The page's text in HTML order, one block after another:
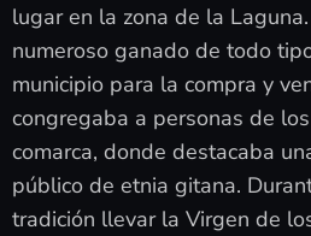
lugar en la zona de la
numeroso ganado de todo
municipio para la compra y
congregaba a personas de
comarca, donde destacaba
público de etnia gitana.
tradición llevar la Virgen de